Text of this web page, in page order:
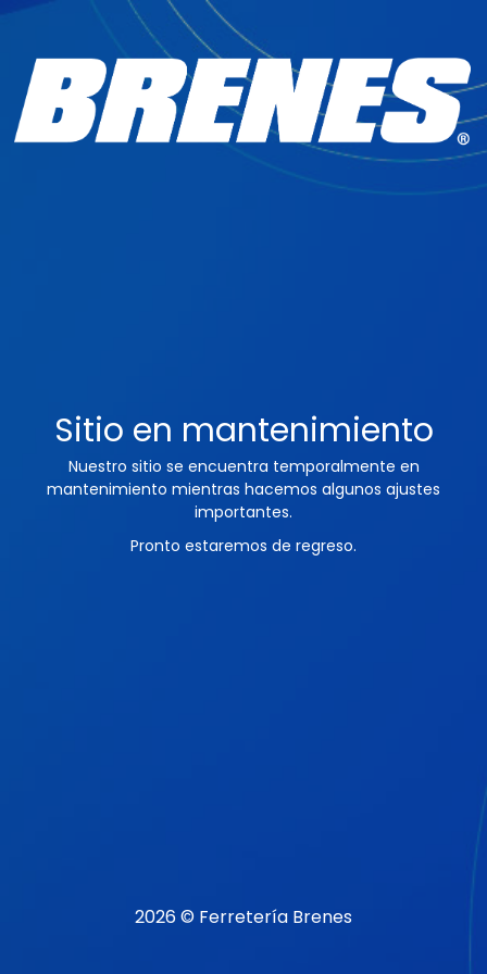
Sitio en mantenimiento
Nuestro sitio se encuentra temporalmente en
mantenimiento mientras hacemos algunos ajustes
importantes.
Pronto estaremos de regreso.
2026 © Ferretería Brenes